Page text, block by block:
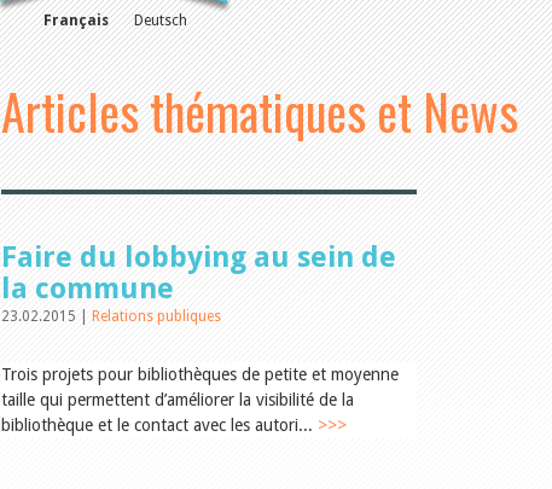
Français Deutsch
Articles thématiques et News
Faire du lobbying au sein de
la commune
23.02.2015 | Relations publiques
Trois projets pour bibliothèques de petite et moyenne
taille qui permettent d’améliorer la visibilité de la
bibliothèque et le contact avec les autori... >>>